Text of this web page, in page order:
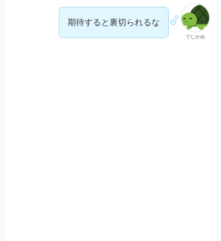
でじかめ
期待すると裏切られるな